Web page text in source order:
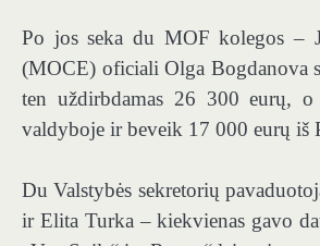
Po jos seka du MOF kolegos –
(MOCE) oficiali Olga Bogdanova
ten uždirbdamas 26 300 eurų,
valdyboje ir beveik 17 000 eurų iš
Du Valstybės sekretorių
ir Elita Turka – kiekvienas gavo